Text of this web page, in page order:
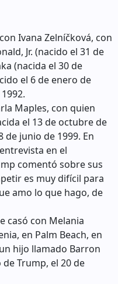
Ivana Zelníčková, con
Jr. (nacido el 31 de
(nacida el 30 de
el 6 de enero de
Maples, con quien
el 13 de octubre de
de junio de 1999. En
en el
comentó sobre sus
es muy difícil para
amo lo que hago, de
casó con Melania
en Palm Beach, en
hijo llamado Barron
Trump, el 20 de